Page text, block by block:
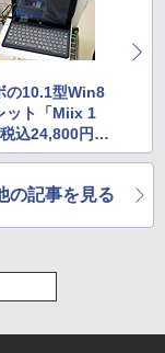
の10.1型Win8
ット「Miix 1
込24,800円で
の記事を見る